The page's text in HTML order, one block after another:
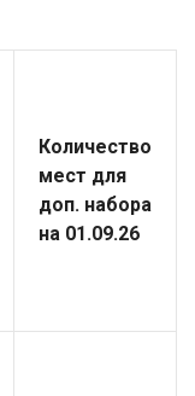
Количество
мест для
доп. набора
на 01.09.26